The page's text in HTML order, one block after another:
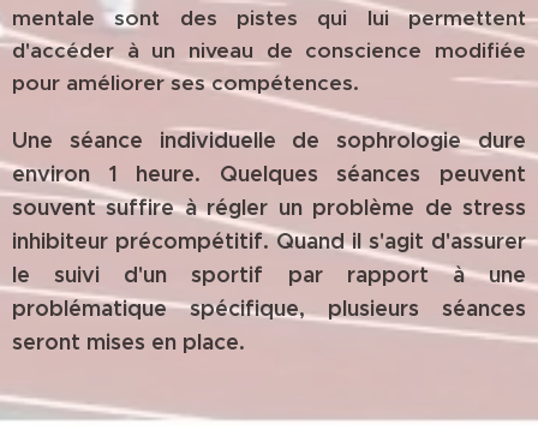
mentale sont des pistes qui lui permettent
d'accéder à un niveau de conscience modifiée
pour améliorer ses compétences.
Une séance individuelle de sophrologie dure
environ 1 heure. Quelques séances peuvent
souvent suffire à régler un problème de stress
inhibiteur précompétitif. Quand il s'agit d'assurer
le suivi d'un sportif par rapport à une
problématique spécifique, plusieurs séances
seront mises en place.